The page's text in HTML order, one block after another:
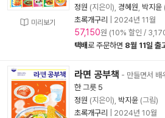
미리보기
정원 (지은이), 경혜원 박지윤
초록개구리
2024년 11월
57,150원 (10% 할인 /
택배로 주문하면 8월 11일 출
라면 공부책 - 만들면서 배
한 그릇 5
정원 (지은이), 박지윤 (그림)
초록개구리
2024년 10월